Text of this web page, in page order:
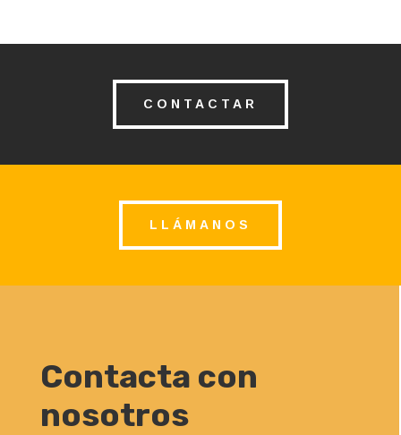
CONTACTAR
LLÁMANOS
Contacta con
nosotros